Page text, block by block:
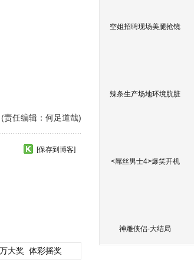
(责任编辑：何足道哉)
[保存到博客]
大奖 体彩摇奖
空姐招聘现场美腿抢镜
辣条生产场地环境肮脏
<屌丝男士4>爆笑开机
神雕侠侣-大结局